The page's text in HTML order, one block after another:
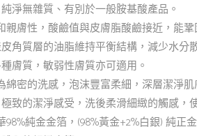
淨無雜質、有別於一般胺基酸產品。
親膚性，酸鹼值與皮膚脂酸鹼接近，能
角質層的油脂維持平衡結構，減少水分
膚質，敏弱性膚質亦可適用。
綿密的洗感，泡沫豐富柔細，深層潔淨
致的潔淨感受，洗後柔滑細緻的觸感，
98%純金金箔，(98%黃金+2%白銀) 純正